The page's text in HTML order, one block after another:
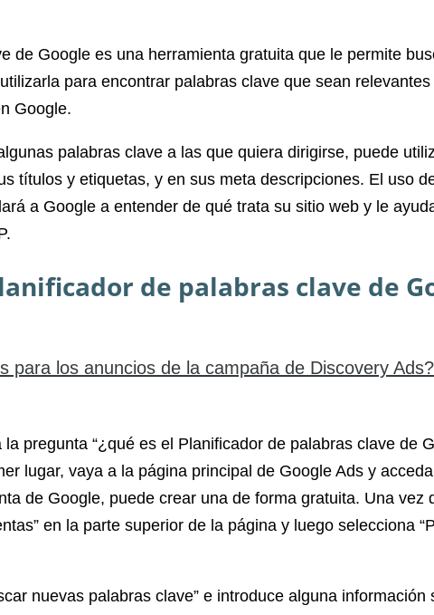
de Google es una herramienta gratuita que le permite
para encontrar palabras clave que sean
Google.
palabras clave a las que quiera dirigirse, puede
títulos y etiquetas, y en sus meta descripciones. El uso
a Google a entender de qué trata su sitio web y le
de palabras clave de
para los anuncios de la campaña de Discovery Ads?
pregunta “¿qué es el Planificador de palabras clave de
lugar, vaya a la página principal de Google Ads y
de Google, puede crear una de forma gratuita. Una vez
en la parte superior de la página y luego selecciona
nuevas palabras clave” e introduce alguna información